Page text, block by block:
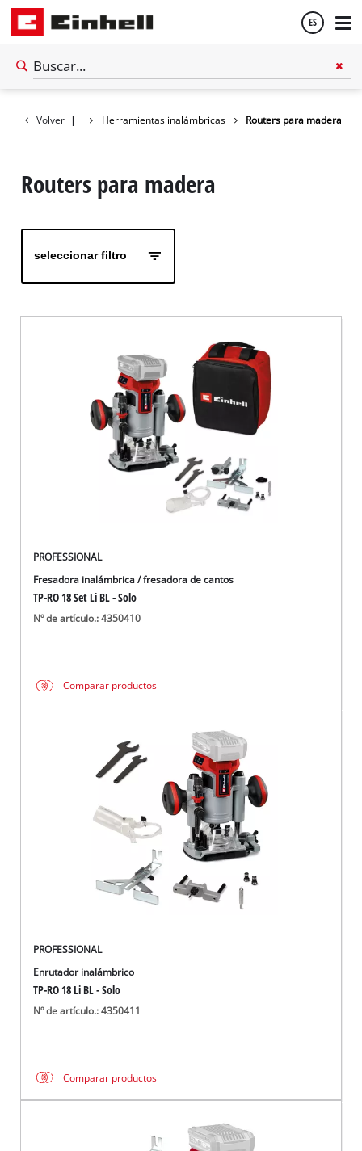
ES
Volver |
Taller Herramientas inalámbricas Routers para madera
Routers para madera
seleccionar filtro
PROFESSIONAL
Fresadora inalámbrica / fresadora de cantos
TP-RO 18 Set Li BL - Solo
Nº de artículo.: 4350410
Comparar productos
PROFESSIONAL
Enrutador inalámbrico
TP-RO 18 Li BL - Solo
Nº de artículo.: 4350411
Comparar productos